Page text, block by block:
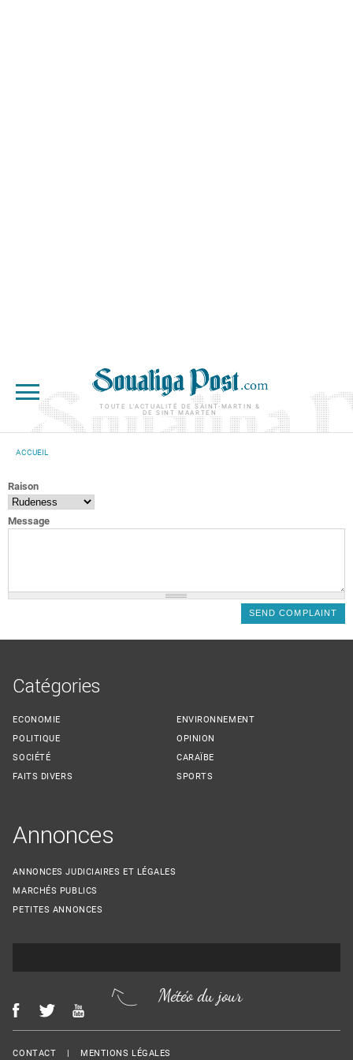
TOUTE L'ACTUALITÉ DE SAINT-MARTIN &
DE SINT MAARTEN
ACCUEIL
Raison
Message
Catégories
ECONOMIE
POLITIQUE
SOCIÉTÉ
FAITS DIVERS
ENVIRONNEMENT
OPINION
CARAÏBE
SPORTS
Annonces
ANNONCES JUDICIAIRES ET LÉGALES
MARCHÉS PUBLICS
PETITES ANNONCES
Météo du jour
Menu Footer
CONTACT MENTIONS LÉGALES